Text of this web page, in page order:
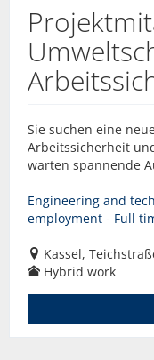
Sie suchen eine
Arbeitssicherheit
warten spannende
Engineering and
employment - Full
Kassel,
Hybrid work